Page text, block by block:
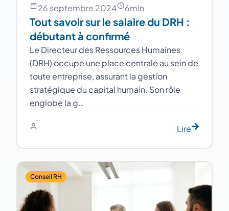
26 septembre 2024 6min
Tout savoir sur le salaire du DRH :
débutant à confirmé
Le Directeur des Ressources Humaines
(DRH) occupe une place centrale au sein de
toute entreprise, assurant la gestion
stratégique du capital humain. Son rôle
englobe la g…
Lire
Conseil RH